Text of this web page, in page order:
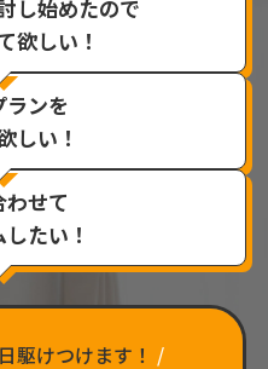
し始めたので
欲しい！
ランを
しい！
わせて
たい！
駆けつけます！ /